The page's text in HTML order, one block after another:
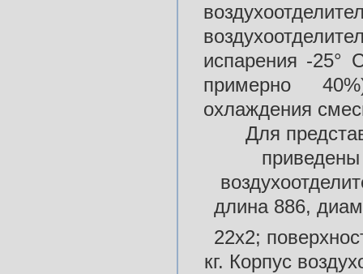
испарения -25°
примерно
охлаждения
Для
длина 886,
22x2;
кг. Корпус